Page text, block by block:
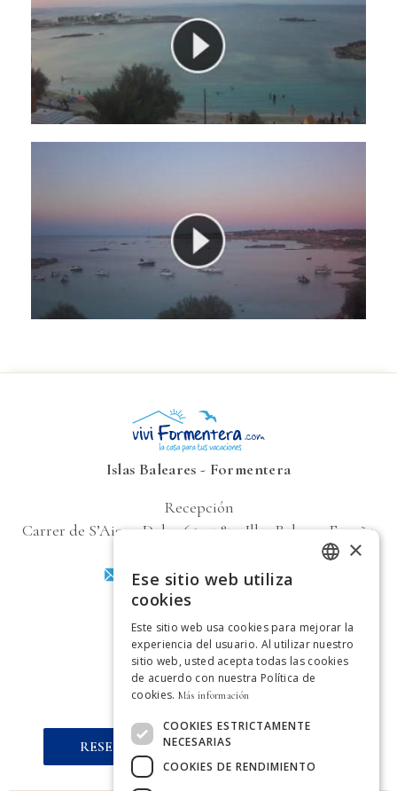
Islas Baleares - Formentera
Recepción
Carrer de SʼAigua Dolça 65, 07871 Illes Balears, España
info@viviformentera.com
+34 871 714 962
VAT ES B57730590
REGLAS DE RESERVA
RESERVA AHORA AL MEJOR PRECIO
SPANISH
ENGLISH
×
Ese sitio web utiliza
cookies
Este sitio web usa cookies para mejorar la
experiencia del usuario. Al utilizar nuestro
sitio web, usted acepta todas las cookies
de acuerdo con nuestra Política de
cookies. Más información
COOKIES ESTRICTAMENTE
NECESARIAS
COOKIES DE RENDIMIENTO